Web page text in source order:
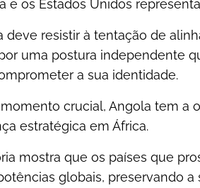
e os Estados Unidos
deve resistir à tentação de
uma postura independente
a sua identidade.
crucial, Angola tem a
estratégica em África.
mostra que os países que
globais, preservando